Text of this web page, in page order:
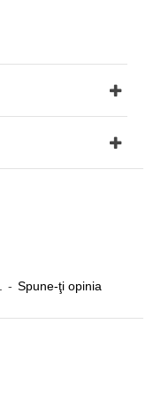
- Spune-ţi opinia